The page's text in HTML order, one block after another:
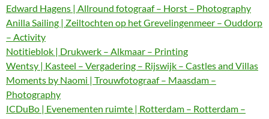
Edward Hagens | Allround fotograaf – Horst – Photography
Anilla Sailing | Zeiltochten op het Grevelingenmeer – Ouddorp
– Activity
Notitieblok | Drukwerk – Alkmaar – Printing
Wentsy | Kasteel – Vergadering – Rijswijk – Castles and Villas
Moments by Naomi | Trouwfotograaf – Maasdam –
Photography
ICDuBo | Evenementen ruimte | Rotterdam – Rotterdam –